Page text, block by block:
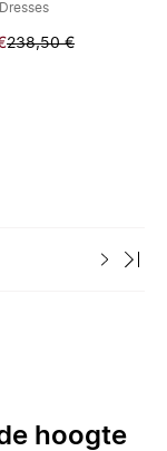
238,50 €
hoogte